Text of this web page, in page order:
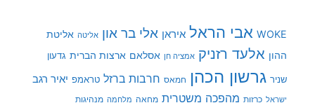
WOKE אבי הראל איראן אלי בר און אליטה אליטת
ההון אלעד רזניק אמציה חן אסלאם ארצות הברית גדעון
שניר גרשון הכהן חמאס חרבות ברזל טראמפ יאיר רגב
ישראל כרזות מהפכה משטרית מחאה מלחמה מנהיגות